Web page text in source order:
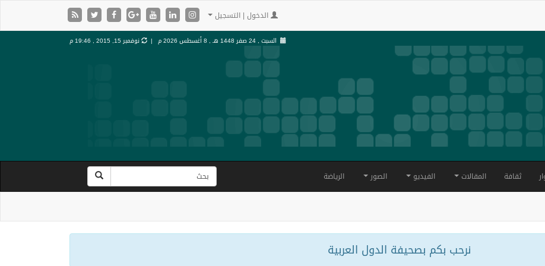
الدخول | التسجيل
السبت , 24 صفر 1448 هـ , 8 أغسطس 2026 م | نوفمبر 15, 2015 , 19:46 م
ثقافة المقالات الفيديو الصور الرياضة
نرحب بكم بصحيفة الدول العربية